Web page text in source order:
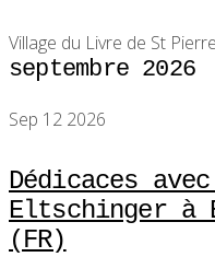
Village du Livre de St
septembre 2026
Sep 12 2026
Dédicaces
Eltschinger à
(FR)